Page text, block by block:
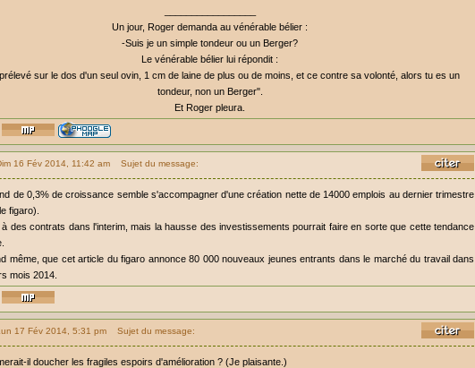
Un jour, Roger demanda au vénérable bélier :
-Suis je un simple tondeur ou un Berger?
Le vénérable bélier lui répondit :
sur le dos d'un seul ovin, 1 cm de laine de plus ou de moins, et ce contre sa volonté, alors tu es un
tondeur, non un Berger".
Et Roger pleura.
16 Fév 2014, 11:42 am Sujet du message:
de 0,3% de croissance semble s'accompagner d'une création nette de 14000 emplois au dernier trimestre
figaro).
des contrats dans l'interim, mais la hausse des investissements pourrait faire en sorte que cette tendance
même, que cet article du figaro annonce 80 000 nouveaux jeunes entrants dans le marché du travail dans
mois 2014.
17 Fév 2014, 5:31 pm Sujet du message:
il doucher les fragiles espoirs d'amélioration ? (Je plaisante.)